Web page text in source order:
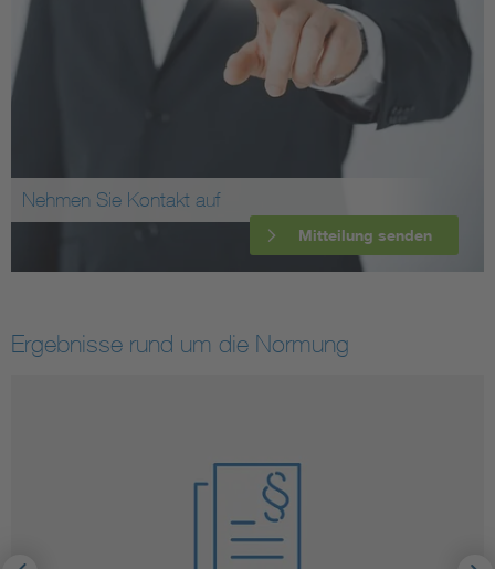
Nehmen Sie Kontakt auf
Mitteilung senden
Ergebnisse rund um die Normung